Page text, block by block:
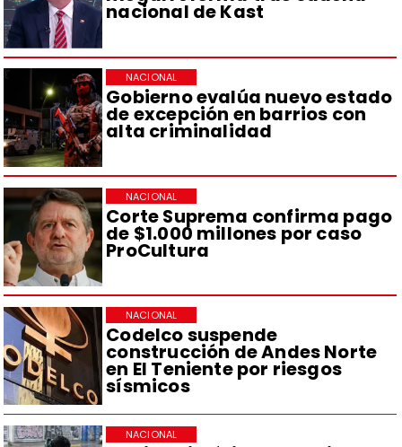
nacional de Kast
Gobierno evalúa nuevo estado
de excepción en barrios con
alta criminalidad
NACIONAL
Corte Suprema confirma pago
de $1.000 millones por caso
ProCultura
NACIONAL
Codelco suspende
construcción de Andes Norte
en El Teniente por riesgos
sísmicos
NACIONAL
NACIONAL